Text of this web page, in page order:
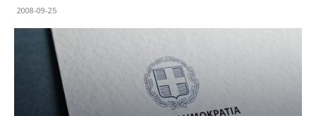
2008-09-25